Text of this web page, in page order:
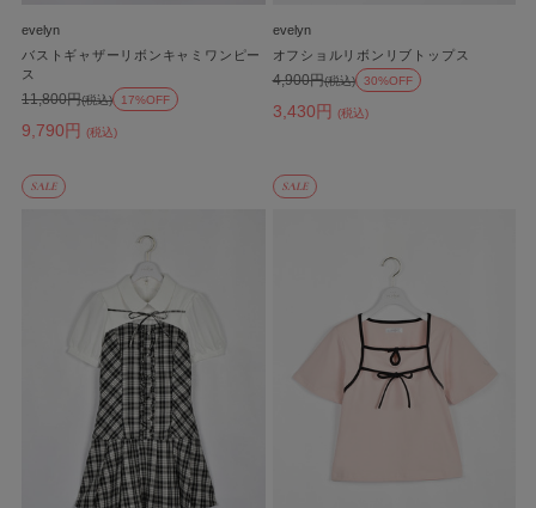
evelyn
バストギャザーリボンキャミワンピー
ス
9,790円 (税込)
11,800円(税込) 17%OFF
evelyn
オフショルリボンリブトップス
3,430円 (税込)
4,900円(税込) 30%OFF
SALE SALE